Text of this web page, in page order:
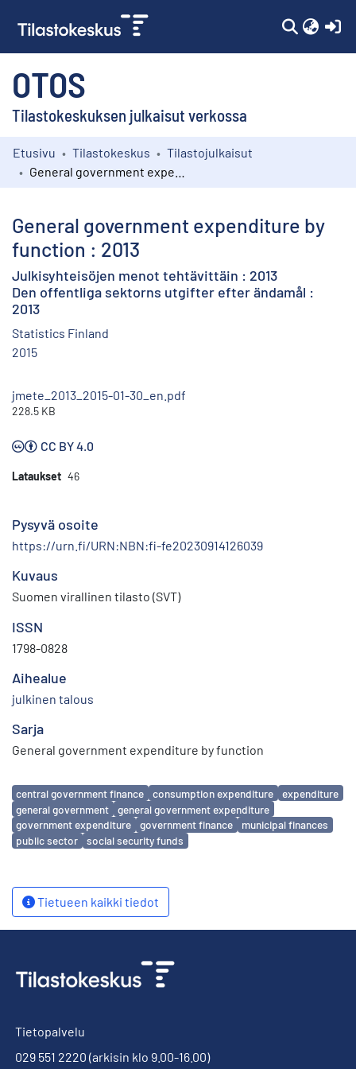
OTOS
Tilastokeskuksen julkaisut verkossa
Kokoelmat
Etusivu Tilastokeskus
Tilastojulkaisut
General government expenditure by
function : 2013
Julkisyhteisöjen menot tehtävittäin : 2013
Den offentliga sektorns utgifter efter ändamål :
2013
Statistics Finland
2015
jmete_2013_2015-01-30_en.pdf
228.5 KB
CC BY 4.0
Lataukset 46
Pysyvä osoite
https://urn.fi/URN:NBN:fi-fe20230914126039
Kuvaus
Suomen virallinen tilasto (SVT)
ISSN
1798-0828
Aihealue
julkinen talous
Sarja
General government expenditure by function
Avainsanat
central government finance consumption expenditure
expenditure
general government
general government expenditure
government expenditure
government finance
municipal finances
public sector
social security funds
Tietueen kaikki tiedot
Tietopalvelu
029 551 2220 (arkisin klo 9.00-16.00)